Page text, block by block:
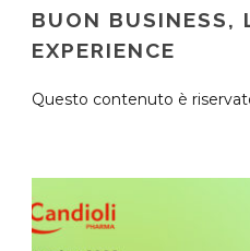
BUON BUSINESS,
EXPERIENCE
Questo contenuto è